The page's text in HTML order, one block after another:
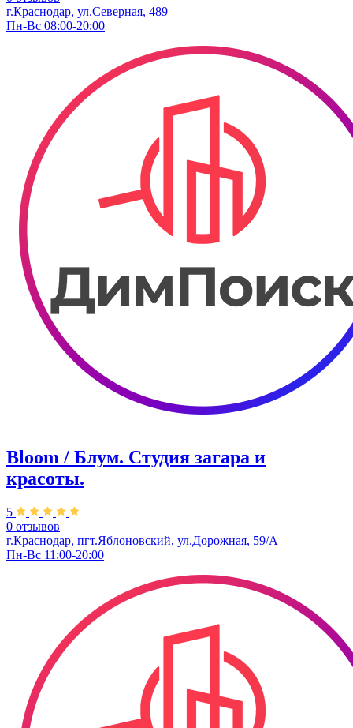
г.Краснодар, ул.Северная, 489
Пн-Вс 08:00-20:00
Bloom / Блум. Студия загара и
красоты.
5
0 отзывов
г.Краснодар, пгт.Яблоновский, ул.Дорожная, 59/А
Пн-Вс 11:00-20:00